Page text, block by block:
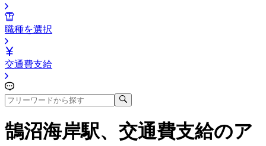
職種を選択
交通費支給
鵠沼海岸駅、交通費支給のア